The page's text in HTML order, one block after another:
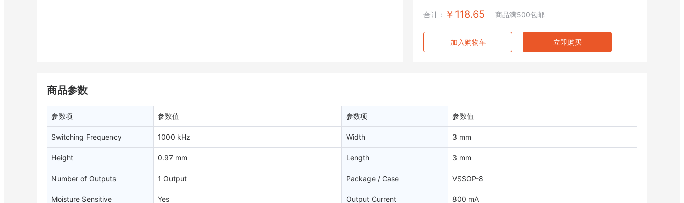
合计： ￥118.65 商品满500包邮
加入购物车 立即购买
商品参数
参数项 参数值 参数项 参数值
Switching Frequency 1000 kHz Width 3 mm
Height 0.97 mm Length 3 mm
Number of Outputs 1 Output Package / Case VSSOP-8
Moisture Sensitive Yes Output Current 800 mA